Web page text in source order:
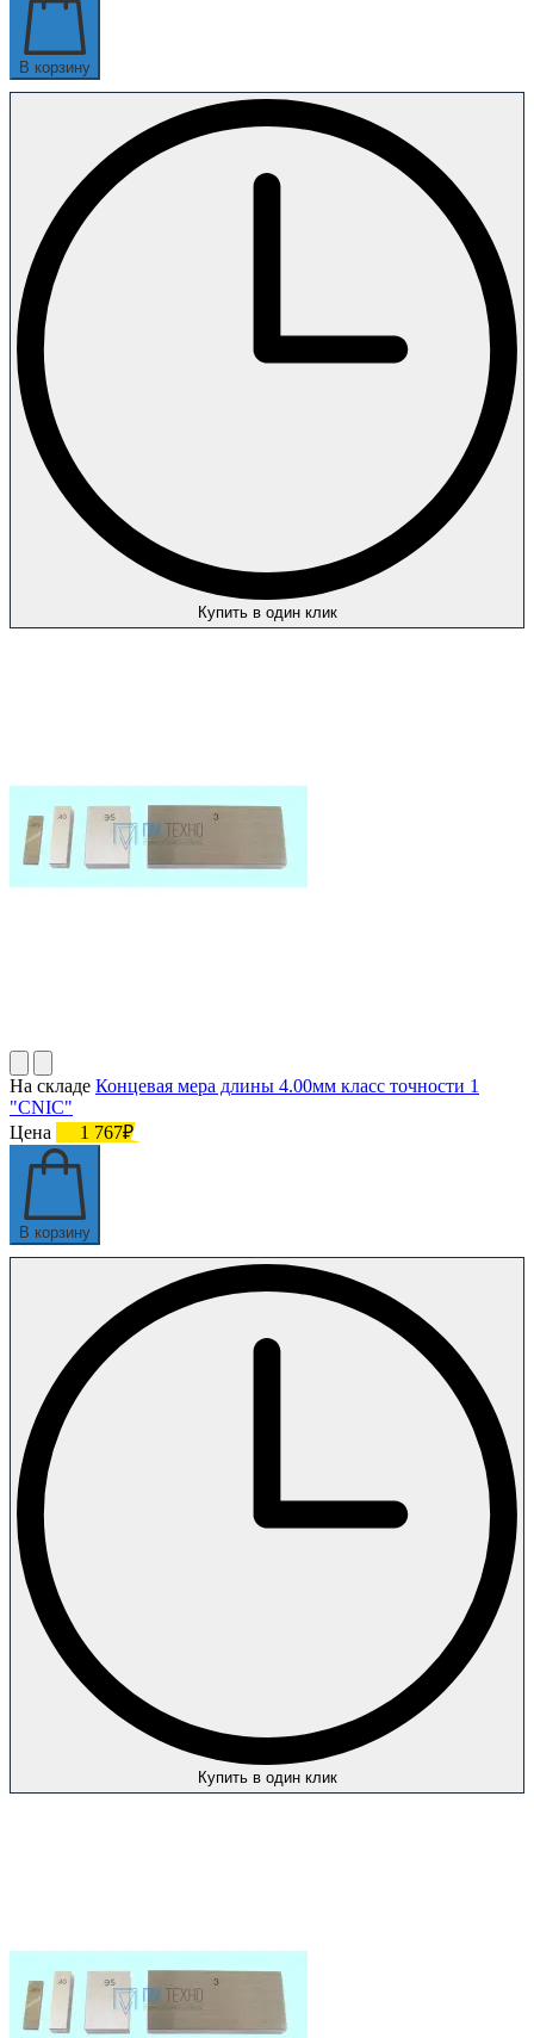
В корзину
Купить в один клик
На складе Концевая мера длины 4.00мм класс точности 1
"CNIC"
Цена
1 767₽
В корзину
Купить в один клик